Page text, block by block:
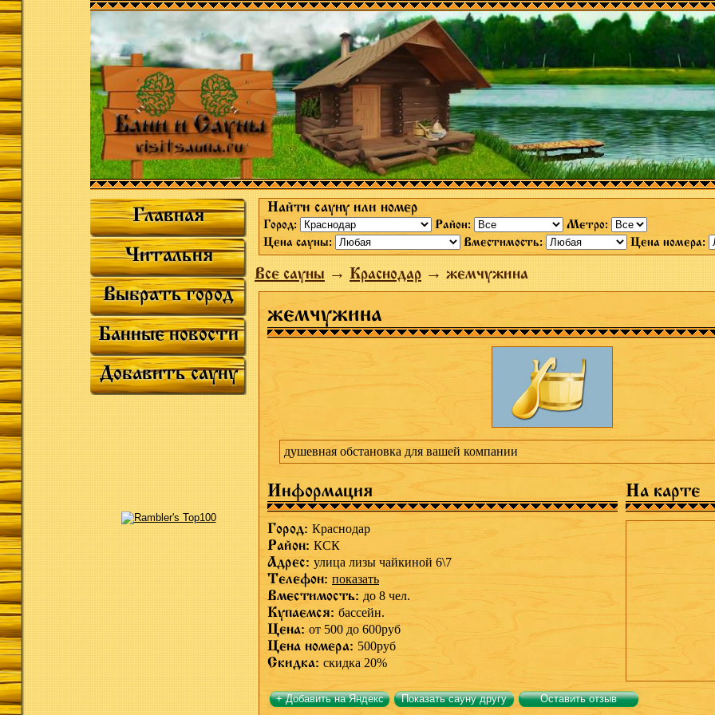
Главная
Читальня
Выбрать город
Банные новости
Добавить сауну
Найти сауну или номер
Город: Район:
Метро:
Цена сауны:
Вместимость: Цена номера:
Все сауны→Краснодар→ жемчужина
жемчужина
душевная обстановка для вашей компании
Информация На карте
Город: Краснодар
Район: КСК
Адрес: улица лизы чайкиной 6\7
Телефон: показать
Вместимость: до 8 чел.
Купаемся: бассейн.
Цена: от 500 до 600руб
Цена номера: 500руб
Скидка: скидка 20%
+ Добавить на Яндекс Показать сауну другу Оставить отзыв